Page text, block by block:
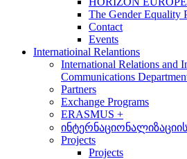
The Gender Equality
Contact
Events
Internatioinal Relantions
International Relations and
Communications
Partners
Exchange Programs
ERASMUS +
Projects
Projects